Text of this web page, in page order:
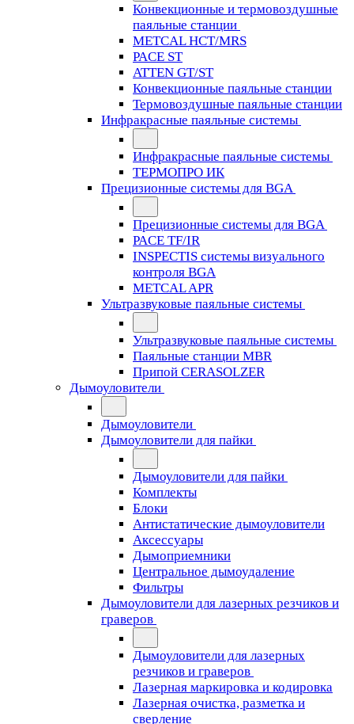
Конвекционные и термовоздушные
паяльные станции
METCAL HCT/MRS
PACE ST
ATTEN GT/ST
Конвекционные паяльные станции
Термовоздушные паяльные станции
Инфракрасные паяльные системы
Инфракрасные паяльные системы
ТЕРМОПРО ИК
Прецизионные системы для BGA
Прецизионные системы для BGA
PACE TF/IR
INSPECTIS системы визуального
контроля BGA
METCAL APR
Ультразвуковые паяльные системы
Ультразвуковые паяльные системы
Паяльные станции MBR
Припой CERASOLZER
Дымоуловители
Дымоуловители
Дымоуловители для пайки
Дымоуловители для пайки
Комплекты
Блоки
Антистатические дымоуловители
Аксессуары
Дымоприемники
Центральное дымоудаление
Фильтры
Дымоуловители для лазерных резчиков и
граверов
Дымоуловители для лазерных
резчиков и граверов
Лазерная маркировка и кодировка
Лазерная очистка, разметка и
сверление